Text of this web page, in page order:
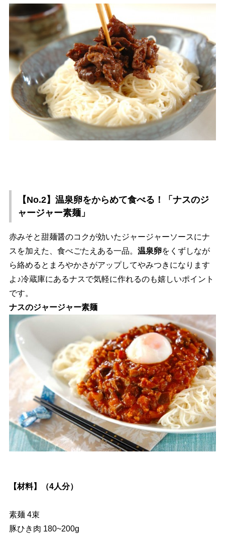
【No.2】温泉卵をからめて食べる！「ナスのジ
ャージャー素麺」
赤みそと甜麺醤のコクが効いたジャージャーソースにナ
スを加えた、食べごたえある一品。 温泉卵をくずしなが
ら絡めるとまろやかさがアップしてやみつきになります
よ♪冷蔵庫にあるナスで気軽に作れるのも嬉しいポイント
です。
ナスのジャージャー素麺
【材料】（4人分）
素麺 4束
豚ひき肉 180~200g